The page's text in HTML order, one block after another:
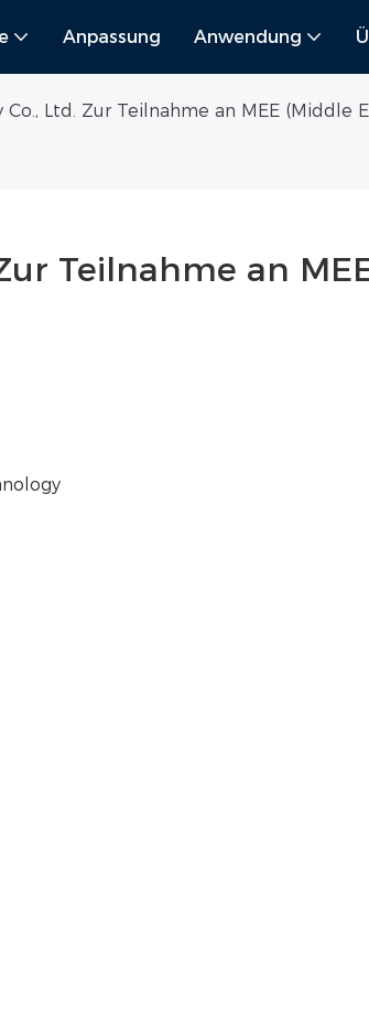
Anpassung Anwendung
Co., Ltd. Zur Teilnahme an MEE (Middle
Teilnahme an